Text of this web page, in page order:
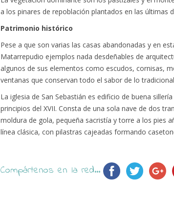
a los pinares de repoblación plantados en las últimas
Patrimonio histórico
Pese a que son varias las casas abandonadas y en
Matarrepudio ejemplos nada desdeñables de
algunos de sus elementos como escudos, cornisas,
ventanas que conservan todo el sabor de lo
La iglesia de San Sebastián es edificio de buena
principios del XVII. Consta de una sola nave de dos
moldura de gola, pequeña sacristía y torre a los pies
línea clásica, con pilastras cajeadas formando
Compártenos en la red...